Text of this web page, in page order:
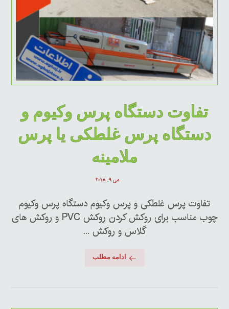
تفاوت دستگاه پرس وکیوم و
دستگاه پرس غلطکی یا پرس
ملامینه
می ۹, ۲۰۱۸
تفاوت پرس غلطکی و پرس وکیوم دستگاه پرس وکیوم
چوب مناسب برای روکش کردن روکش PVC و روکش های
گلاس و روکش ...
ادامه مطلب